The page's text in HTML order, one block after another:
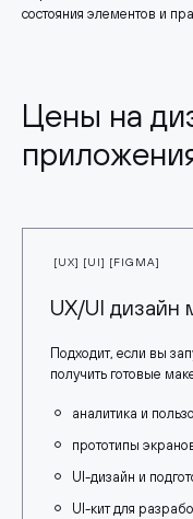
состояния элементов и
Цены на
[UX] [UI] [FIGMA]
UX/UI дизайн
Подходит, если вы
получить готовые
аналитика и
прототипы
UI-дизайн и
UI-кит для